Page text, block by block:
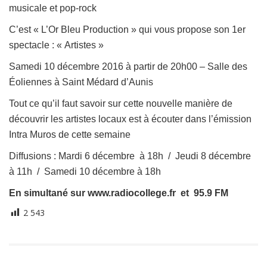
musicale et pop-rock
C’est « L’Or Bleu Production » qui vous propose son 1er
spectacle : « Artistes »
Samedi 10 décembre 2016 à partir de 20h00 – Salle des
Éoliennes à Saint Médard d’Aunis
Tout ce qu’il faut savoir sur cette nouvelle manière de
découvrir les artistes locaux est à écouter dans l’émission
Intra Muros de cette semaine
Diffusions : Mardi 6 décembre à 18h / Jeudi 8 décembre
à 11h / Samedi 10 décembre à 18h
En simultané sur www.radiocollege.fr et 95.9 FM
2 543